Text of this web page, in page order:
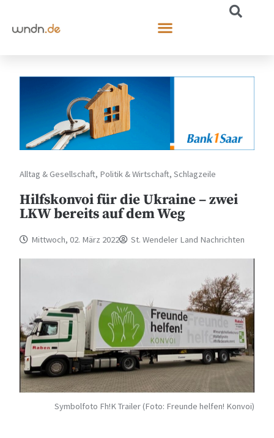
Alltag & Gesellschaft, Politik & Wirtschaft,Schlagzeile
Hilfskonvoi für die Ukraine – zwei
LKW bereits auf dem Weg
Mittwoch, 02. März 2022 St. Wendeler Land Nachrichten
Symbolfoto Fh!K Trailer (Foto: Freunde helfen! Konvoi)